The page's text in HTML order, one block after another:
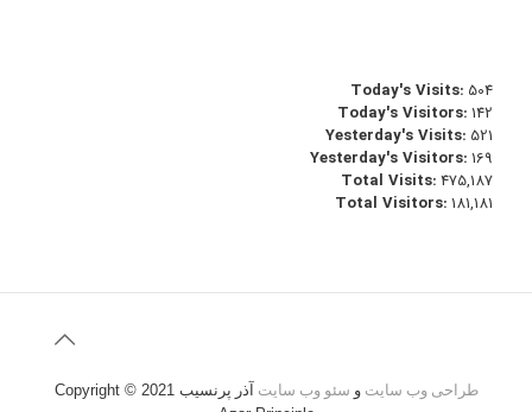
Today's Visits: 504
Today's Visitors:142
Yesterday's Visits: 521
Yesterday's Visitors:169
Total Visits:475,187
Total Visitors:181,181
طراحی وب سایت و سئو وب سایت آذر پرنسیب Copyright © 2021